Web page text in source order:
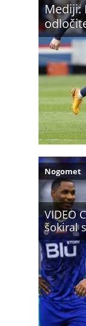
Mediji:
VIDEO
šokiral
Nogomet